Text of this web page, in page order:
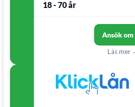
18 - 70 år
Ansök
Läs mer